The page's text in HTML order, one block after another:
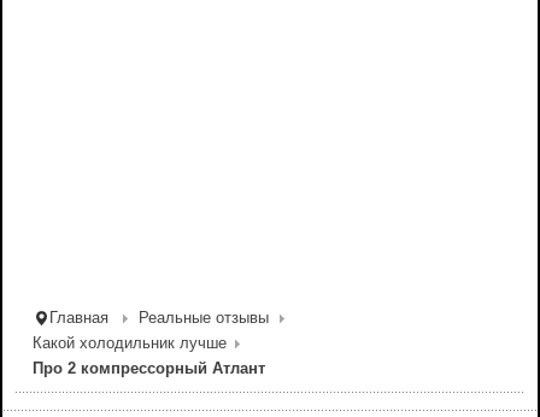
Главная
Реальные отзывы
Какой холодильник лучше
Про 2 компрессорный Атлант